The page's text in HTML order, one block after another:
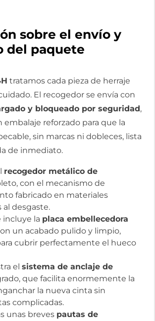
sobre el envío y
del paquete
tratamos cada pieza de herraje
El recogedor se envía con
y bloqueado por seguridad,
reforzado para que la
sin marcas ni dobleces, lista
de inmediato.
recogedor metálico de
con el mecanismo de
fabricado en materiales
al desgaste.
incluye la placa embellecedora
un acabado pulido y limpio,
cubrir perfectamente el hueco
elsistema de anclaje de
que facilita enormemente la
la nueva cinta sin
complicadas.
unas breves pautas de